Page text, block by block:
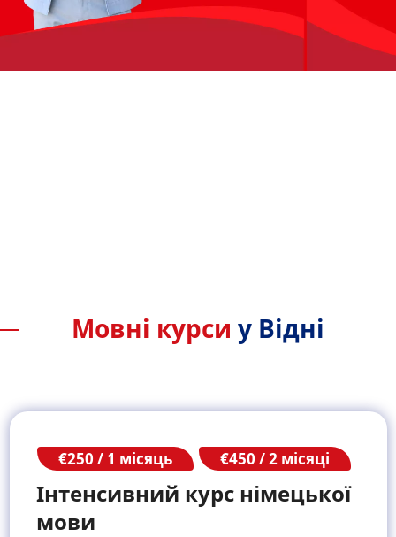
Мовні курси у Відні
€250 / 1 місяць €450 / 2 місяці
Інтенсивний курс німецької
мови